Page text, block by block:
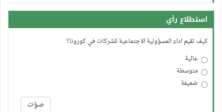
استطلاع رأي
كيف تقيم اداء المسؤولية الاجتماعية للشركات في كورونا؟
عالية
متوسطة
ضعيفة
صوّت